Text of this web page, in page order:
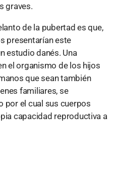
graves.
de la pubertad es que,
presentarían este
estudio danés. Una
el organismo de los hijos
que sean también
familiares, se
por el cual sus cuerpos
capacidad reproductiva a